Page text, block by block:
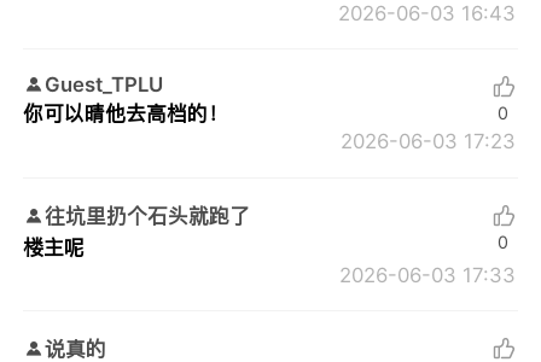
2026-06-03 16:43
Guest_TPLU
你可以晴他去高档的！
2026-06-03 17:23
0
往坑里扔个石头就跑了
楼主呢
2026-06-03 17:33
0
说真的